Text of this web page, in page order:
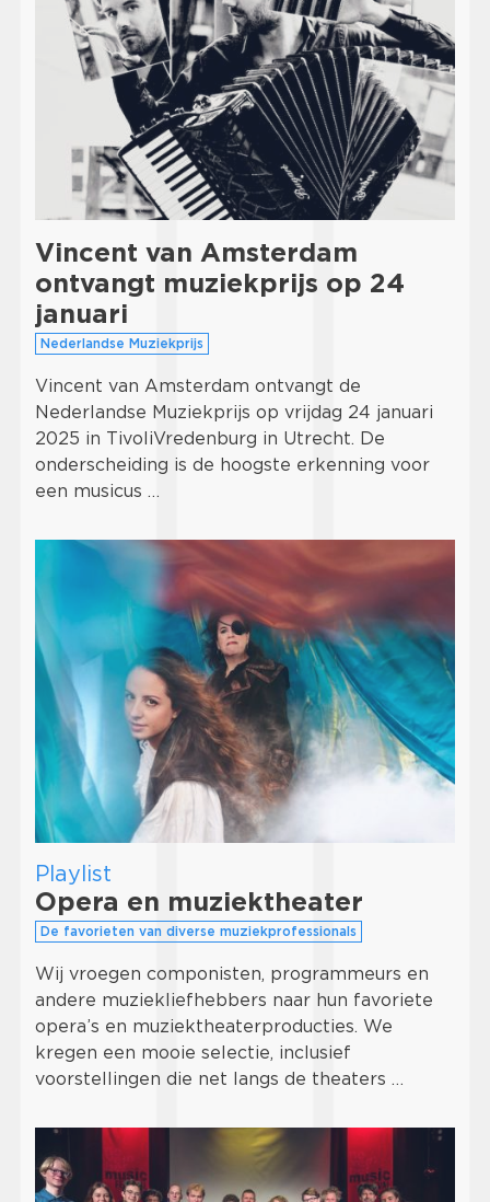
Vincent van Amsterdam
ontvangt muziekprijs op 24
januari
Nederlandse Muziekprijs
Vincent van Amsterdam ontvangt de
Nederlandse Muziekprijs op vrijdag 24 januari
2025 in TivoliVredenburg in Utrecht. De
onderscheiding is de hoogste erkenning voor
een musicus …
Playlist
Opera en muziektheater
De favorieten van diverse muziekprofessionals
Wij vroegen componisten, programmeurs en
andere muziekliefhebbers naar hun favoriete
opera’s en muziektheaterproducties. We
kregen een mooie selectie, inclusief
voorstellingen die net langs de theaters …